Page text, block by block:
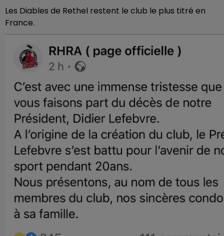
Les Diables de Rethel restent le club le plus titré en
France.